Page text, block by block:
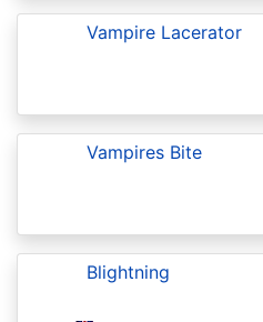
Restored
Commander
Baldurs
Vampire Lacerator
Vampires Bite
Blightning